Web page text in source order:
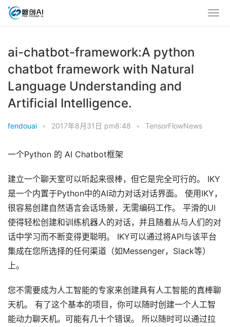
ai-chatbot-framework:A python
chatbot framework with Natural
Language Understanding and
Artificial Intelligence.
fendouai • 2017年8月31日 pm8:48 • TensorFlowNews
一个Python 的 AI Chatbot框架
建立一个聊天室可以听起来很棒，但它是完全可行的。 IKY
是一个内置于Python中的AI动力对话对话界面。 使用IKY，
很容易创建自然语言会话场景，无需编码工作。 平滑的UI
使得轻松创建和训练机器人的对话，并且随着从与人们的对
话中学习而不断变得更聪明。 IKY可以通过将API与该平台
集成在您所选择的任何渠道（如Messenger，Slack等）
上。
您不需要成为人工智能的专家来创建具有人工智能的真棒聊
天机。 有了这个基本的项目，你可以随时创建一个人工智
能动力聊天机。可能有几十个错误。 所以随时可以通过拉